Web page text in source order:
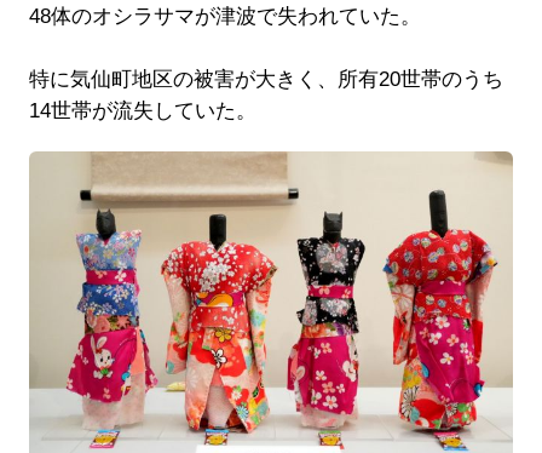
48体のオシラサマが津波で失われていた。
特に気仙町地区の被害が大きく、所有20世帯のうち
14世帯が流失していた。